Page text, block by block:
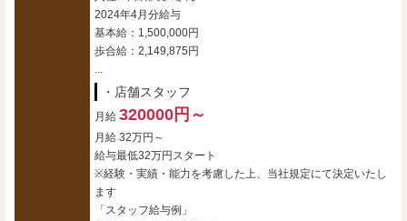
2024年4月分給与
基本給：1,500,000円
歩合給：2,149,875円
...
・店舗スタッフ
月給 320000円～
月給 32万円～
給与最低32万円スタート
※経験・実績・能力を考慮した上、当社規定にて決定いたし
ます
「スタッフ給与例」